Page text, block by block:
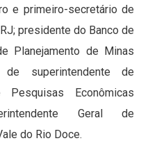
e primeiro-secretário de
presidente do Banco de
Planejamento de Minas
superintendente de
Econômicas
Geral de
do Rio Doce.